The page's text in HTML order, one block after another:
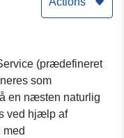
(prædefineret
som
en næsten naturlig
ved hjælp af
med